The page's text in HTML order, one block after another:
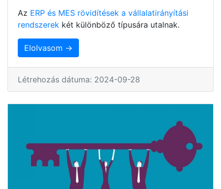
Az ERP és MES rövidítések a vállalatirányítási
rendszerek két különböző típusára utalnak.
Elolvasom →
Létrehozás dátuma: 2024-09-28